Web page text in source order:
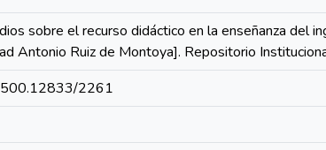
sobre el recurso didáctico en la enseñanza del
Antonio Ruiz de Montoya]. Repositorio
2261